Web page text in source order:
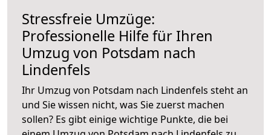
Stressfreie Umzüge:
Professionelle Hilfe für Ihren
Umzug von Potsdam nach
Lindenfels
Ihr Umzug von Potsdam nach Lindenfels steht an
und Sie wissen nicht, was Sie zuerst machen
sollen? Es gibt einige wichtige Punkte, die bei